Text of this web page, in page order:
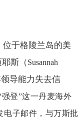
位于格陵兰岛的美
耶斯（Susannah
导能力失去信
强登”这一丹麦海外
电子邮件，与万斯批